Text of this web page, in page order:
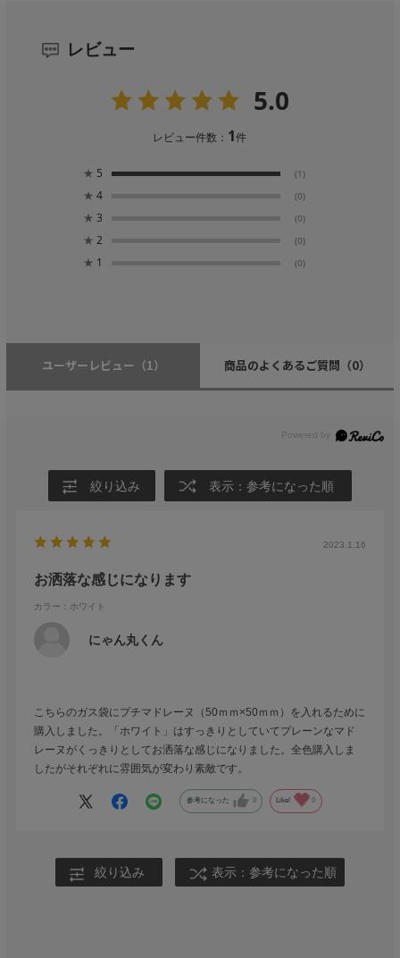
レビュー
5.0
レビュー件数： 1件
★ 5 (1)
★ 4 (0)
★ 3 (0)
★ 2 (0)
★ 1 (0)
ユーザーレビュー （1） 商品のよくあるご質問 （0）
絞り込み 表示：参考になった順
2023.1.16
お洒落な感じになります
カラー：ホワイト
にゃん丸くん
こちらのガス袋にプチマドレーヌ（50ｍｍ×50ｍｍ）を入れるために
購入しました。「ホワイト」はすっきりとしていてプレーンなマド
レーヌがくっきりとしてお洒落な感じになりました。全色購入しま
したがそれぞれに雰囲気が変わり素敵です。
参考になった 0 Like! 0
絞り込み 表示：参考になった順